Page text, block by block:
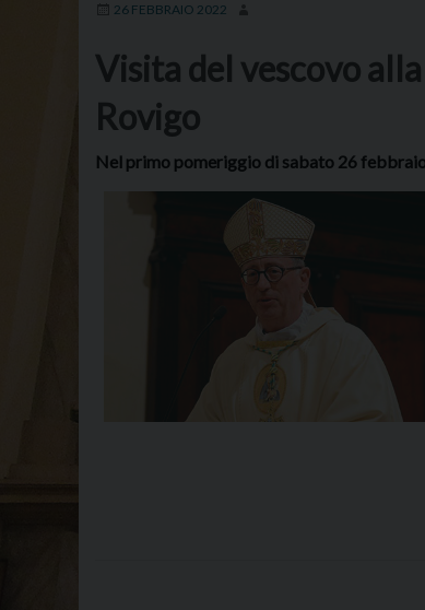
26 FEBBRAIO 2022
Visita del vescovo
Rovigo
Nel primo pomeriggio di sabato 26